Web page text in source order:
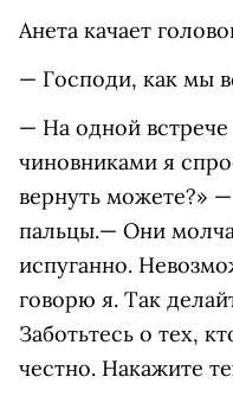
Анета качает
— Господи, как мы
— На одной
чиновниками я
вернуть можете?»
пальцы.— Они
испуганно.
говорю я. Так
Заботьтесь о тех,
честно. Накажите